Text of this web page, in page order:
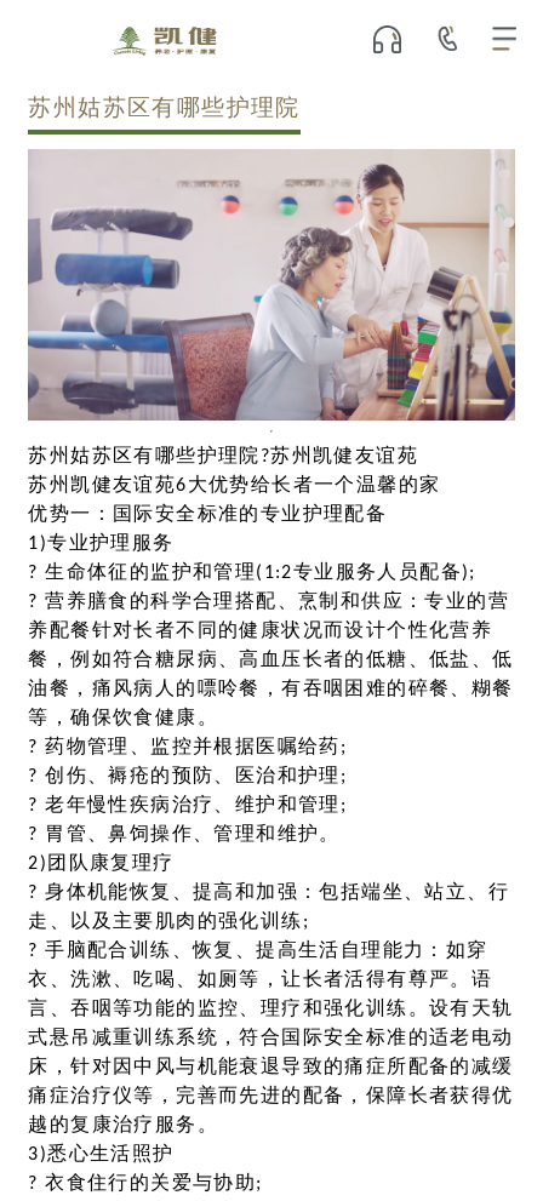
苏州姑苏区有哪些护理院
苏州姑苏区有哪些护理院?苏州凯健友谊苑
苏州凯健友谊苑6大优势给长者一个温馨的家
优势一：国际安全标准的专业护理配备
1)专业护理服务
? 生命体征的监护和管理(1:2专业服务人员配备);
? 营养膳食的科学合理搭配、烹制和供应：专业的营
养配餐针对长者不同的健康状况而设计个性化营养
餐，例如符合糖尿病、高血压长者的低糖、低盐、低
油餐，痛风病人的嘌呤餐，有吞咽困难的碎餐、糊餐
等，确保饮食健康。
? 药物管理、监控并根据医嘱给药;
? 创伤、褥疮的预防、医治和护理;
? 老年慢性疾病治疗、维护和管理;
? 胃管、鼻饲操作、管理和维护。
2)团队康复理疗
? 身体机能恢复、提高和加强：包括端坐、站立、行
走、以及主要肌肉的强化训练;
? 手脑配合训练、恢复、提高生活自理能力：如穿
衣、洗漱、吃喝、如厕等，让长者活得有尊严。语
言、吞咽等功能的监控、理疗和强化训练。设有天轨
式悬吊减重训练系统，符合国际安全标准的适老电动
床，针对因中风与机能衰退导致的痛症所配备的减缓
痛症治疗仪等，完善而先进的配备，保障长者获得优
越的复康治疗服务。
3)悉心生活照护
? 衣食住行的关爱与协助;